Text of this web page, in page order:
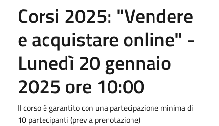
Corsi 2025: "Vendere
e acquistare online" -
Lunedì 20 gennaio
2025 ore 10:00
Il corso è garantito con una partecipazione minima di
10 partecipanti (previa prenotazione)